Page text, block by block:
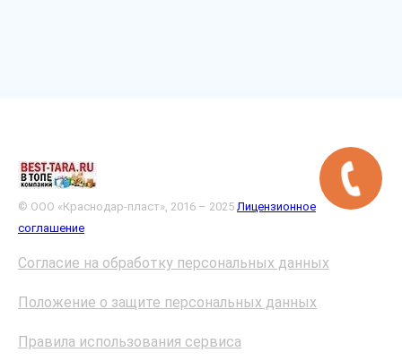
© ООО «Краснодар-пласт», 2016 – 2025 Лицензионное
соглашение
Согласие на обработку персональных данных
Положение о защите персональных данных
Правила использования сервиса